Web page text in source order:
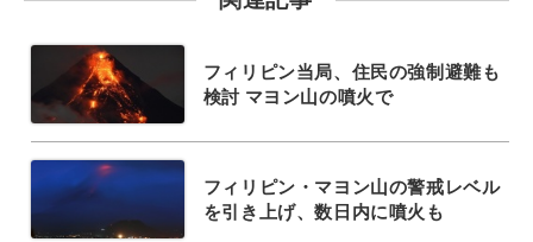
フィリピン当局、住民の強制避難も
検討 マヨン山の噴火で
フィリピン・マヨン山の警戒レベル
を引き上げ、数日内に噴火も